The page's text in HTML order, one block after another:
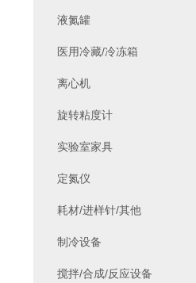
液氮罐
医用冷藏/冷冻箱
离心机
旋转粘度计
实验室家具
定氮仪
耗材/进样针/其他
制冷设备
搅拌/合成/反应设备